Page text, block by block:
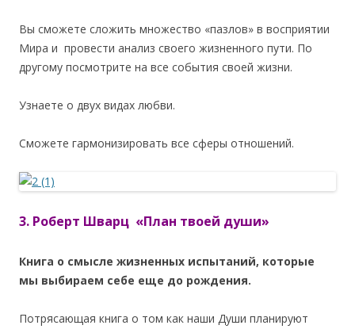
Вы сможете сложить множество «пазлов» в восприятии
Мира и провести анализ своего жизненного пути. По
другому посмотрите на все события своей жизни.
Узнаете о двух видах любви.
Сможете гармонизировать все сферы отношений.
3. Роберт Шварц «План твоей души»
Книга о смысле жизненных испытаний, которые
мы выбираем себе еще до рождения.
Потрясающая книга о том как наши Души планируют